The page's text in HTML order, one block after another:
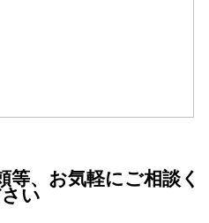
等、お気軽にご相談く
い